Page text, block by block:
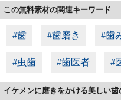
この無料素材の関連キーワード
#歯 #歯磨き #歯
#虫歯 #歯医者 #
イケメンに磨きをかける美しい